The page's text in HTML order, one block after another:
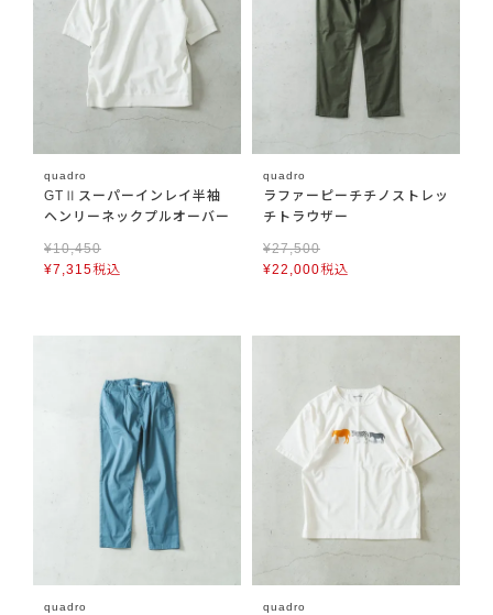
quadro
GTⅡスーパーインレイ半袖
ヘンリーネックプルオーバー
¥10,450
¥7,315税込
quadro
ラファーピーチチノストレッ
チトラウザー
¥27,500
¥22,000税込
quadro quadro